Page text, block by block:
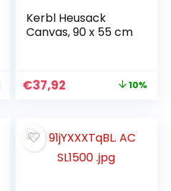
Kerbl Heusack
Canvas, 90 x 55 cm
€37,92 10%